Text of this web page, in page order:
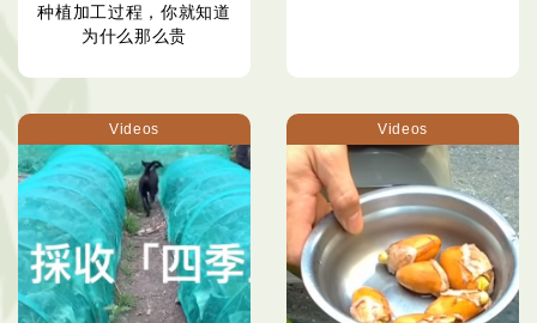
种植加工过程，你就知道
为什么那么贵
Videos Videos